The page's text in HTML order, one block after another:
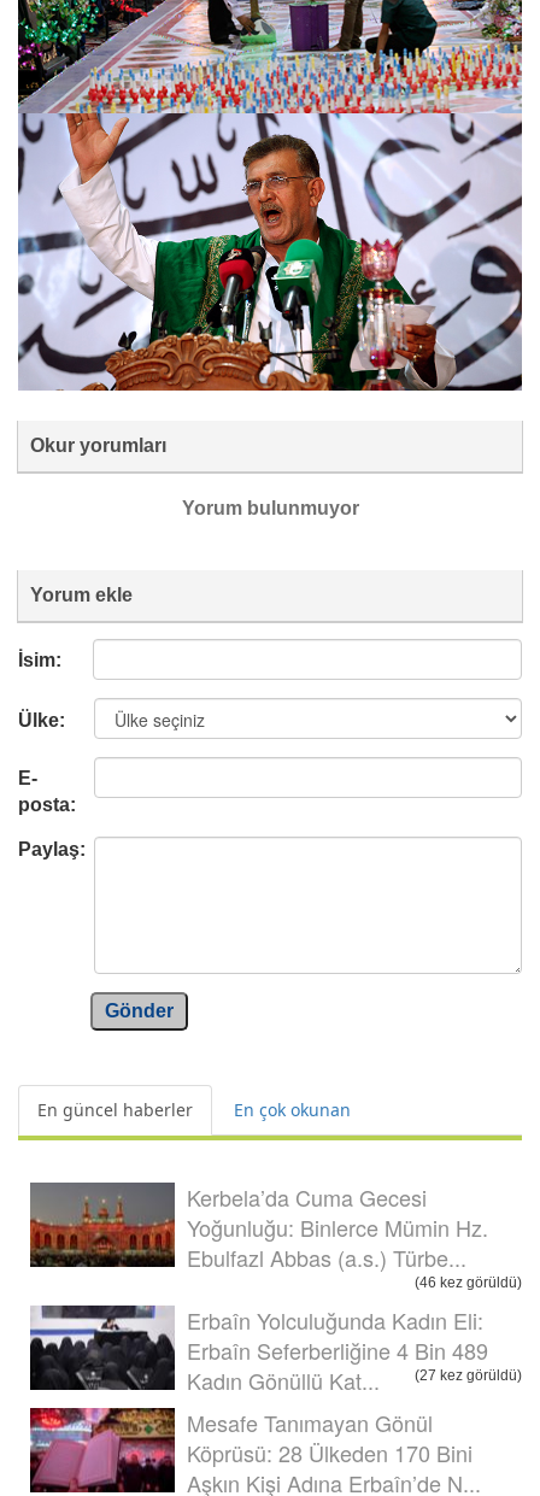
Okur yorumları
Yorum bulunmuyor
Yorum ekle
İsim:
Ülke:
E-
posta:
Paylaş:
Gönder
En güncel haberler En çok okunan
Kerbela’da Cuma Gecesi
Yoğunluğu: Binlerce Mümin Hz.
Ebulfazl Abbas (a.s.) Türbe...
(46 kez görüldü)
Erbaîn Yolculuğunda Kadın Eli:
Erbaîn Seferberliğine 4 Bin 489
Kadın Gönüllü Kat...
(27 kez görüldü)
Mesafe Tanımayan Gönül
Köprüsü: 28 Ülkeden 170 Bini
Aşkın Kişi Adına Erbaîn’de N...